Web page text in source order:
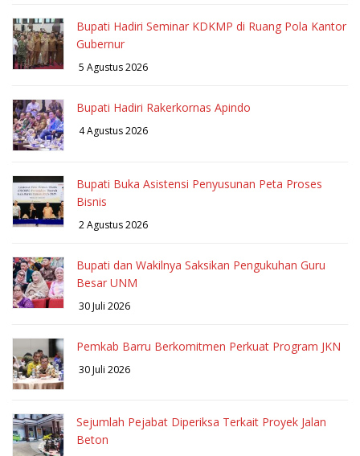
Bupati Hadiri Seminar KDKMP di Ruang Pola Kantor
Gubernur
5 Agustus 2026
Bupati Hadiri Rakerkornas Apindo
4 Agustus 2026
Bupati Buka Asistensi Penyusunan Peta Proses
Bisnis
2 Agustus 2026
Bupati dan Wakilnya Saksikan Pengukuhan Guru
Besar UNM
30 Juli 2026
Pemkab Barru Berkomitmen Perkuat Program JKN
30 Juli 2026
Sejumlah Pejabat Diperiksa Terkait Proyek Jalan
Beton